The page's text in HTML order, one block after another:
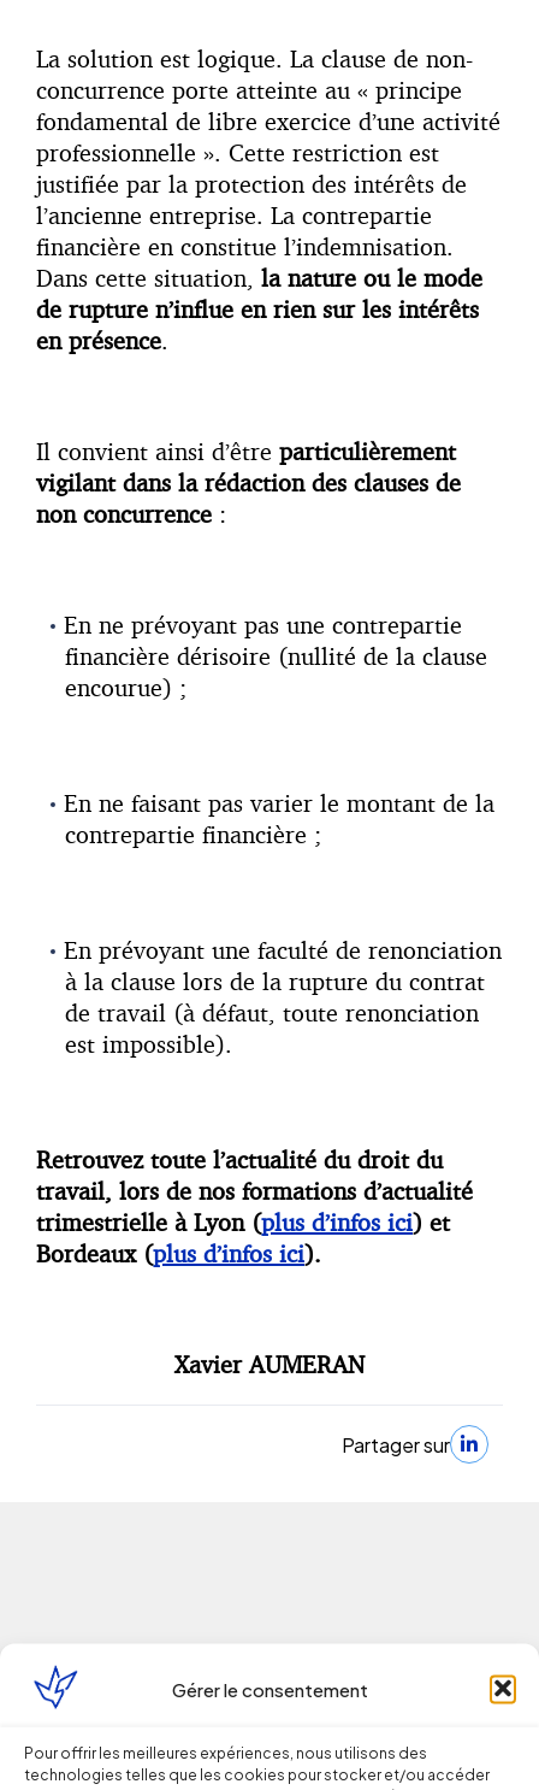
Gérer le consentement
Pour offrir les meilleures expériences, nous utilisons des
technologies telles que les cookies pour stocker et/ou accéder
La solution est logique. La clause de non-
concurrence porte atteinte au « principe
fondamental de libre exercice d’une activité
professionnelle ». Cette restriction est
justifiée par la protection des intérêts de
l’ancienne entreprise. La contrepartie
financière en constitue l’indemnisation.
Dans cette situation, la nature ou le mode
de rupture n’influe en rien sur les intérêts
en présence.
Il convient ainsi d’être particulièrement
vigilant dans la rédaction des clauses de
non concurrence :
En ne prévoyant pas une contrepartie
financière dérisoire (nullité de la clause
encourue) ;
En ne faisant pas varier le montant de la
contrepartie financière ;
En prévoyant une faculté de renonciation
à la clause lors de la rupture du contrat
de travail (à défaut, toute renonciation
est impossible).
Retrouvez toute l’actualité du droit du
travail, lors de nos formations d’actualité
trimestrielle à Lyon (plus d’infos ici) et
Bordeaux (plus d’infos ici).
Xavier AUMERAN
Partager sur
Continuer la lecture
Droit du Travail